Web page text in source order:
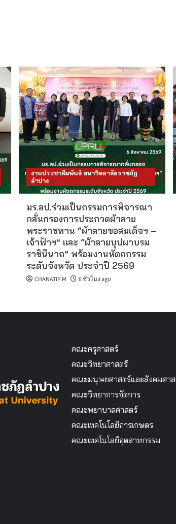
งานประชาสัมพันธ์ มหาวิทยาลัยราชภัฏ
ลำปาง
มร.ลป.ร่วมเป็นกรรมการพิจารณา
กลั่นกรองการประกวดผ้าลาย
พระราชทาน “ผ้าลายขอสมเด็จฯ –
เจ้าฟ้าฯ” และ “ผ้าลายบุปผาบรม
ราชินีนาถ” พร้อมงานหัตถกรรม
ระดับจังหวัด ประจำปี 2569
CHANATIP.M 6 ชั่วโมง ago
คณะครุศาสตร์
คณะวิทยาศาสตร์
คณะมนุษยศาสตร์และสังคมศา
คณะวิทยาการจัดการ
คณะพยาบาลศาสตร์
คณะเทคโนโลยีการเกษตร
คณะเทคโนโลยีอุตสาหกรรม